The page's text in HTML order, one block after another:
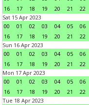
16
17 18 19 20 21 22
Sat 15 Apr 2023
00
01 02 03 04 05 06
16
17 18 19 20 21 22
Sun 16 Apr 2023
00
01 02 03 04 05 06
16
17 18 19 20 21 22
Mon 17 Apr 2023
00
01 02 03 04 05 06
16
17 18 19 20 21 22
Tue 18 Apr 2023